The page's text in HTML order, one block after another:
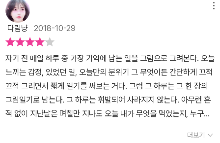
다림냥 2018-10-29
자기 전 매일 하루 중 가장 기억에 남는 일을 그림으로 그려본다. 오늘
느끼는 감정, 있었던 일, 오늘만의 분위기 그 무엇이든 간단하게 끄적
끄적 그리면서 짧게 일기를 써보는 거다. 그럼 그 하루는 그 한 장의
그림일기로 남는다. 그 하루는 휘발되어 사라지지 않는다. 아무런 흔
적 없이 지난날은 며칠만 지나도 오늘 내가 무엇을 먹었는지, 누구랑
루를 보내온 것이 어느 날 억울하게 느껴져 어느 날부터 매일 간단하
더보기